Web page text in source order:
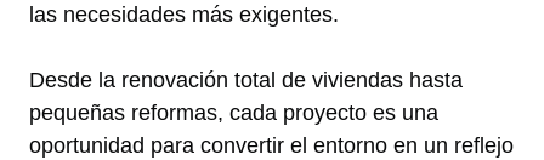
las necesidades más exigentes.
Desde la renovación total de viviendas hasta
pequeñas reformas, cada proyecto es una
oportunidad para convertir el entorno en un reflejo